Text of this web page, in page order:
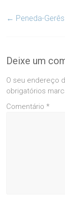
← Peneda-Gerês
Deixe um
O seu endereço
obrigatórios
Comentário*